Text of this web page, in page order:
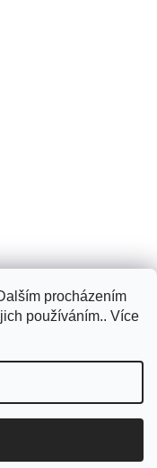
procházením
používáním.. Více